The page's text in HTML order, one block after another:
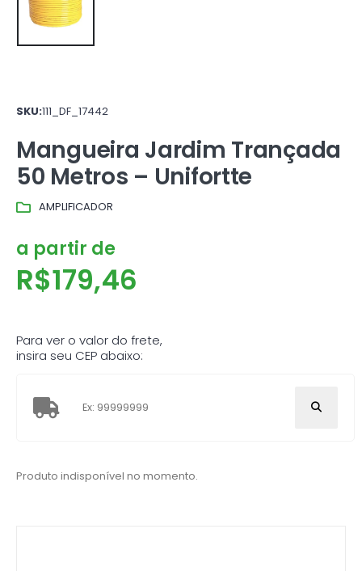
SKU:111_DF_17442
Mangueira Jardim Trançada
50 Metros – Unifortte
AMPLIFICADOR
a partir de
R$179,46
Para ver o valor do frete,
insira seu CEP abaixo:
Produto indisponível no momento.